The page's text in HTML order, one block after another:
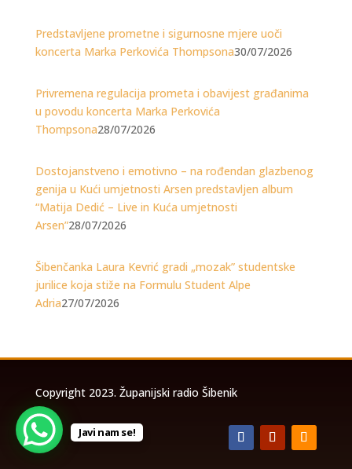
Predstavljene prometne i sigurnosne mjere uoči
koncerta Marka Perkovića Thompsona30/07/2026
Privremena regulacija prometa i obavijest građanima
u povodu koncerta Marka Perkovića
Thompsona28/07/2026
Dostojanstveno i emotivno – na rođendan glazbenog
genija u Kući umjetnosti Arsen predstavljen album
“Matija Dedić – Live in Kuća umjetnosti
Arsen”28/07/2026
Šibenčanka Laura Kevrić gradi „mozak” studentske
jurilice koja stiže na Formulu Student Alpe
Adria27/07/2026
Copyright 2023. Županijski radio Šibenik
Javi nam se!